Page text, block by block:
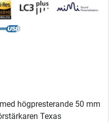
högpresterande 50 mm
Texas